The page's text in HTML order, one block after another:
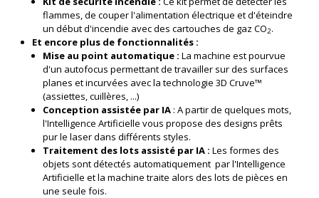
flammes, de couper l'alimentation électrique et d'éteindre
un début d'incendie avec des cartouches de gaz CO2.
Et encore plus de fonctionnalités :
Mise au point automatique : La machine est pourvue
d'un autofocus permettant de travailler sur des surfaces
planes et incurvées avec la technologie 3D Cruve™
(assiettes, cuillères, ...)
Conception assistée par IA : A partir de quelques mots,
l'Intelligence Artificielle vous propose des designs prêts
pur le laser dans différents styles.
Traitement des lots assisté par IA : Les formes des
objets sont détectés automatiquement par l'Intelligence
Artificielle et la machine traite alors des lots de pièces en
une seule fois.